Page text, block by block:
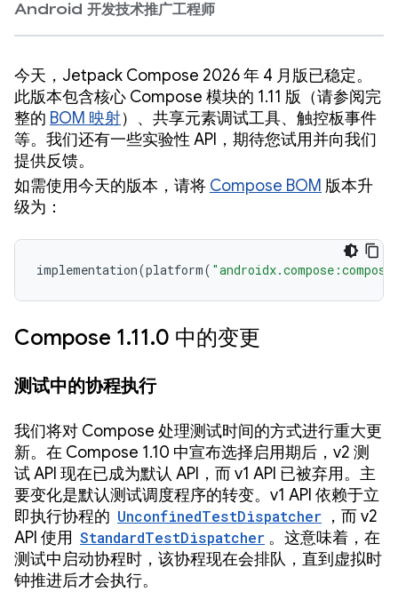
Android 开发技术推广工程师
今天，Jetpack Compose 2026 年 4 月版已稳定。
此版本包含核心 Compose 模块的 1.11 版（请参阅完
整的 BOM 映射）、共享元素调试工具、触控板事件
等。我们还有一些实验性 API，期待您试用并向我们
提供反馈。
如需使用今天的版本，请将 Compose BOM 版本升
级为：
implementation(platform(
Compose 1.11.0 中的变更
测试中的协程执行
我们将对 Compose 处理测试时间的方式进行重大更
新。在 Compose 1.10 中宣布选择启用期后，v2 测
试 API 现在已成为默认 API，而 v1 API 已被弃用。主
要变化是默认测试调度程序的转变。v1 API 依赖于立
即执行协程的 UnconfinedTestDispatcher ，而 v2
API 使用 StandardTestDispatcher 。这意味着，在
测试中启动协程时，该协程现在会排队，直到虚拟时
钟推进后才会执行。